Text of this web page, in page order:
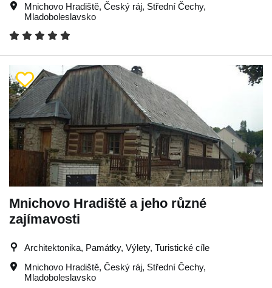
Mnichovo Hradiště, Český ráj, Střední Čechy,
Mladoboleslavsko
Mnichovo Hradiště a jeho různé
zajímavosti
Architektonika, Památky, Výlety, Turistické cíle
Mnichovo Hradiště, Český ráj, Střední Čechy,
Mladoboleslavsko